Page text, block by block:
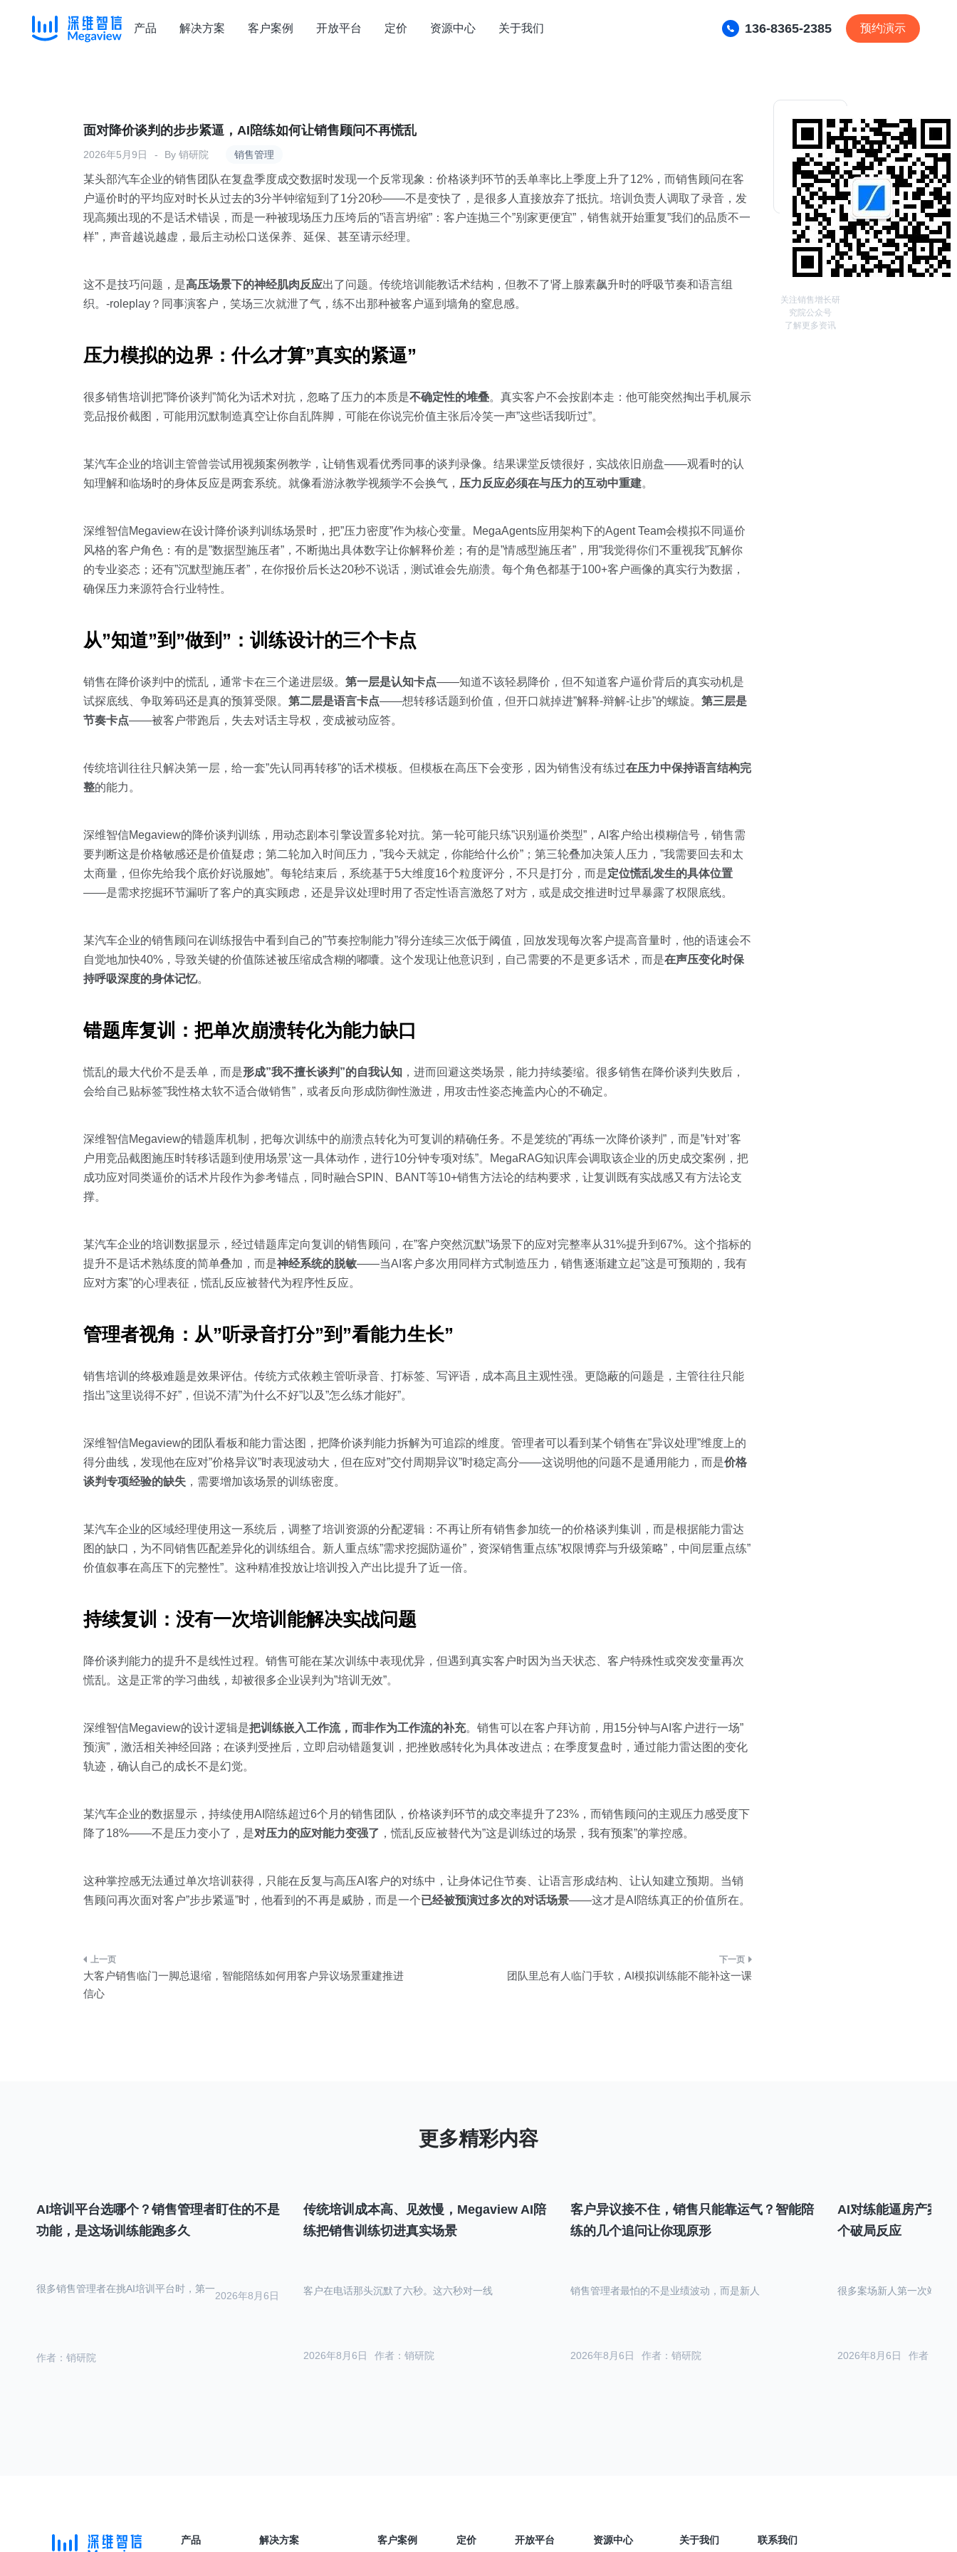
产品 解决方案 客户案例 开放平台 定价 资源中心 关于我们 136-8365-2385 预约演示
销售管理
面对降价谈判的步步紧逼，AI陪练如何让销售顾问不再慌乱
2026年5月9日 By 销研院
某头部汽车企业的销售团队在复盘季度成交数据时发现一个反常现象：价格谈判环节的丢单率比上季度上升了12%，而销售顾问在客
户逼价时的平均应对时长从过去的3分半钟缩短到了1分20秒——不是变快了，是很多人直接放弃了抵抗。培训负责人调取了录音，发
现高频出现的不是话术错误，而是一种被现场压力压垮后的”语言坍缩”：客户连抛三个”别家更便宜”，销售就开始重复”我们的品质不一
样”，声音越说越虚，最后主动松口送保养、延保、甚至请示经理。
这不是技巧问题，是高压场景下的神经肌肉反应出了问题。传统培训能教话术结构，但教不了肾上腺素飙升时的呼吸节奏和语言组
织。-roleplay？同事演客户，笑场三次就泄了气，练不出那种被客户逼到墙角的窒息感。
压力模拟的边界：什么才算”真实的紧逼”
很多销售培训把”降价谈判”简化为话术对抗，忽略了压力的本质是不确定性的堆叠。真实客户不会按剧本走：他可能突然掏出手机展示
竞品报价截图，可能用沉默制造真空让你自乱阵脚，可能在你说完价值主张后冷笑一声”这些话我听过”。
某汽车企业的培训主管曾尝试用视频案例教学，让销售观看优秀同事的谈判录像。结果课堂反馈很好，实战依旧崩盘——观看时的认
知理解和临场时的身体反应是两套系统。就像看游泳教学视频学不会换气， 压力反应必须在与压力的互动中重建。
深维智信Megaview在设计降价谈判训练场景时，把”压力密度”作为核心变量。MegaAgents应用架构下的Agent Team会模拟不同逼价
风格的客户角色：有的是”数据型施压者”，不断抛出具体数字让你解释价差；有的是”情感型施压者”，用”我觉得你们不重视我”瓦解你
的专业姿态；还有”沉默型施压者”，在你报价后长达20秒不说话，测试谁会先崩溃。每个角色都基于100+客户画像的真实行为数据，
确保压力来源符合行业特性。
从”知道”到”做到”：训练设计的三个卡点
销售在降价谈判中的慌乱，通常卡在三个递进层级。 第一层是认知卡点——知道不该轻易降价，但不知道客户逼价背后的真实动机是
试探底线、争取筹码还是真的预算受限。 第二层是语言卡点——想转移话题到价值，但开口就掉进”解释-辩解-让步”的螺旋。 第三层是
节奏卡点——被客户带跑后，失去对话主导权，变成被动应答。
传统培训往往只解决第一层，给一套”先认同再转移”的话术模板。但模板在高压下会变形，因为销售没有练过在压力中保持语言结构完
整的能力。
深维智信Megaview的降价谈判训练，用动态剧本引擎设置多轮对抗。第一轮可能只练”识别逼价类型”，AI客户给出模糊信号，销售需
要判断这是价格敏感还是价值疑虑；第二轮加入时间压力，”我今天就定，你能给什么价”；第三轮叠加决策人压力，”我需要回去和太
太商量，但你先给我个底价好说服她”。每轮结束后，系统基于5大维度16个粒度评分，不只是打分，而是定位慌乱发生的具体位置
——是需求挖掘环节漏听了客户的真实顾虑，还是异议处理时用了否定性语言激怒了对方，或是成交推进时过早暴露了权限底线。
某汽车企业的销售顾问在训练报告中看到自己的”节奏控制能力”得分连续三次低于阈值，回放发现每次客户提高音量时，他的语速会不
自觉地加快40%，导致关键的价值陈述被压缩成含糊的嘟囔。这个发现让他意识到，自己需要的不是更多话术，而是在声压变化时保
持呼吸深度的身体记忆。
错题库复训：把单次崩溃转化为能力缺口
慌乱的最大代价不是丢单，而是形成”我不擅长谈判”的自我认知 ，进而回避这类场景，能力持续萎缩。很多销售在降价谈判失败后，
会给自己贴标签”我性格太软不适合做销售”，或者反向形成防御性激进，用攻击性姿态掩盖内心的不确定。
深维智信Megaview的错题库机制，把每次训练中的崩溃点转化为可复训的精确任务。不是笼统的”再练一次降价谈判”，而是”针对’客
户用竞品截图施压时转移话题到使用场景’这一具体动作，进行10分钟专项对练”。MegaRAG知识库会调取该企业的历史成交案例，把
成功应对同类逼价的话术片段作为参考锚点，同时融合SPIN、BANT等10+销售方法论的结构要求，让复训既有实战感又有方法论支
撑。
某汽车企业的培训数据显示，经过错题库定向复训的销售顾问，在”客户突然沉默”场景下的应对完整率从31%提升到67%。这个指标的
提升不是话术熟练度的简单叠加，而是神经系统的脱敏——当AI客户多次用同样方式制造压力，销售逐渐建立起”这是可预期的，我有
应对方案”的心理表征，慌乱反应被替代为程序性反应。
管理者视角：从”听录音打分”到”看能力生长”
销售培训的终极难题是效果评估。传统方式依赖主管听录音、打标签、写评语，成本高且主观性强。更隐蔽的问题是，主管往往只能
指出”这里说得不好”，但说不清”为什么不好”以及”怎么练才能好”。
深维智信Megaview的团队看板和能力雷达图，把降价谈判能力拆解为可追踪的维度。管理者可以看到某个销售在”异议处理”维度上的
得分曲线，发现他在应对”价格异议”时表现波动大，但在应对”交付周期异议”时稳定高分——这说明他的问题不是通用能力，而是价格
谈判专项经验的缺失 ，需要增加该场景的训练密度。
某汽车企业的区域经理使用这一系统后，调整了培训资源的分配逻辑：不再让所有销售参加统一的价格谈判集训，而是根据能力雷达
图的缺口，为不同销售匹配差异化的训练组合。新人重点练”需求挖掘防逼价”，资深销售重点练”权限博弈与升级策略”，中间层重点练”
价值叙事在高压下的完整性”。这种精准投放让培训投入产出比提升了近一倍。
持续复训：没有一次培训能解决实战问题
降价谈判能力的提升不是线性过程。销售可能在某次训练中表现优异，但遇到真实客户时因为当天状态、客户特殊性或突发变量再次
慌乱。这是正常的学习曲线，却被很多企业误判为”培训无效”。
深维智信Megaview的设计逻辑是把训练嵌入工作流，而非作为工作流的补充。销售可以在客户拜访前，用15分钟与AI客户进行一场”
预演”，激活相关神经回路；在谈判受挫后，立即启动错题复训，把挫败感转化为具体改进点；在季度复盘时，通过能力雷达图的变化
轨迹，确认自己的成长不是幻觉。
某汽车企业的数据显示，持续使用AI陪练超过6个月的销售团队，价格谈判环节的成交率提升了23%，而销售顾问的主观压力感受度下
降了18%——不是压力变小了，是对压力的应对能力变强了 ，慌乱反应被替代为”这是训练过的场景，我有预案”的掌控感。
这种掌控感无法通过单次培训获得，只能在反复与高压AI客户的对练中，让身体记住节奏、让语言形成结构、让认知建立预期。当销
售顾问再次面对客户”步步紧逼”时，他看到的不再是威胁，而是一个已经被预演过多次的对话场景——这才是AI陪练真正的价值所在。
文
章
大客户销售临门一脚总退缩，智能陪练如何用客户异议场景重建推进
信心
团队里总有人临门手软，AI模拟训练能不能补这一课
关注销售增长研
究院公众号
了解更多资讯
AI培训平台选哪个？销售管理者盯住的不是
功能，是这场训练能跑多久
作者：销研院
2026年8月6日
很多销售管理者在挑AI培训平台时，第一
传统培训成本高、见效慢，Megaview AI陪
练把销售训练切进真实场景
作者：销研院
2026年8月6日
客户在电话那头沉默了六秒。这六秒对一线
客户异议接不住，销售只能靠运气？智能陪
练的几个追问让你现原形
作者：销研院
2026年8月6日
销售管理者最怕的不是业绩波动，而是新人
AI对练能逼房产案
个破局反应
作者：销
2026年8月6日
很多案场新人第一次站在
产品 解决方案 客户案例 定价 开放平台 资源中心 关于我们 联系我们